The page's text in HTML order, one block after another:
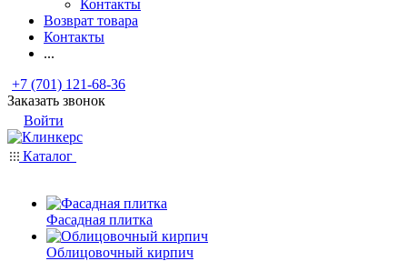
Контакты
Возврат товара
Контакты
...
+7 (701) 121-68-36
Заказать звонок
Войти
Каталог
Фасадная плитка
Облицовочный кирпич